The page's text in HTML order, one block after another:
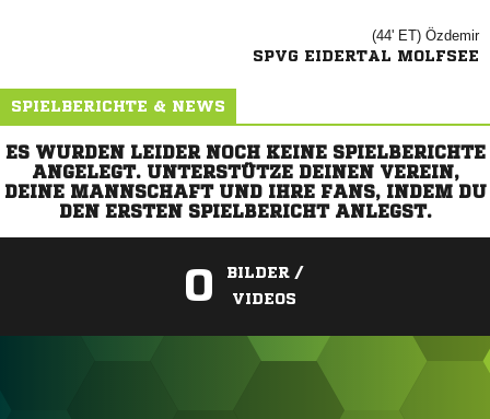
(44' ET) 
SPVG EIDERTAL MOLFSEE
SPIELBERICHTE & NEWS
ES WURDEN LEIDER NOCH KEINE SPIELBERICHTE
ANGELEGT. UNTERSTÜTZE DEINEN VEREIN,
DEINE MANNSCHAFT UND IHRE FANS, INDEM DU
DEN ERSTEN SPIELBERICHT ANLEGST.
0
BILDER /
VIDEOS